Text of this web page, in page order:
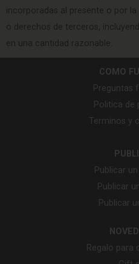
incorporadas al presente o por la
o derechos de terceros,
en una cantidad razonable.
COMO
Preguntas
Politica de
Terminos y
Publicar
Publicar
Publicar
Regalo para